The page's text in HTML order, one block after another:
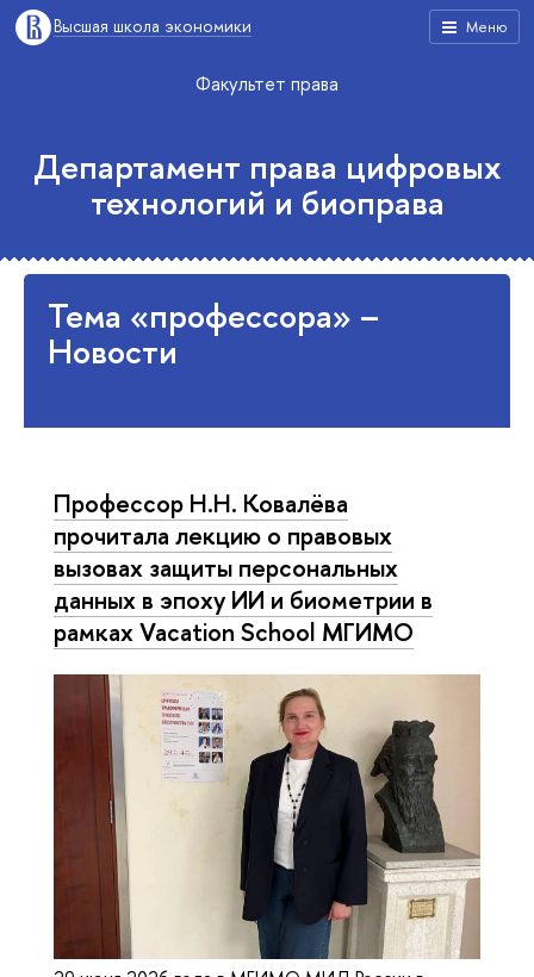
Меню
Высшая школа экономики
Факультет права
Департамент права цифровых
технологий и биоправа
Тема «профессора» –
Новости
Профессор Н.Н. Ковалёва
прочитала лекцию о правовых
вызовах защиты персональных
данных в эпоху ИИ и биометрии в
рамках Vacation School МГИМО